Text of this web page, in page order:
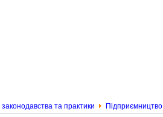
та практики Підприємництво